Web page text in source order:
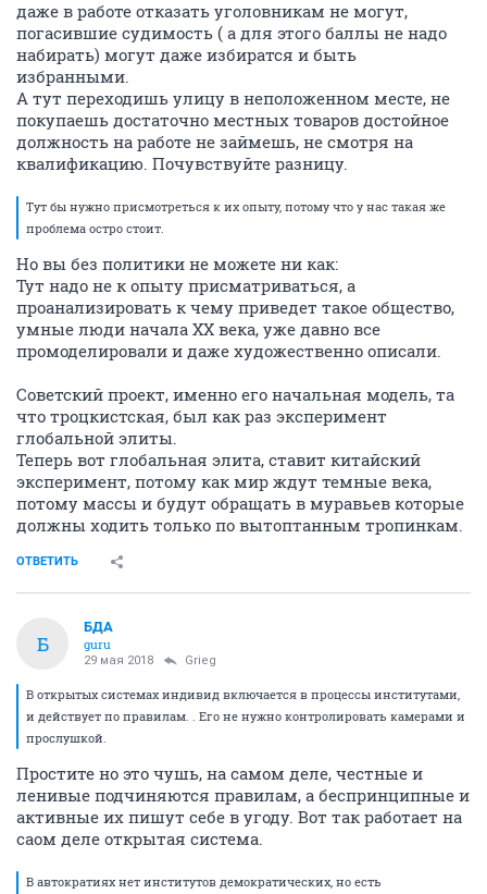
даже в работе отказать уголовникам не могут,
погасившие судимость ( а для этого баллы не надо
набирать) могут даже избиратся и быть
избранными.
А тут переходишь улицу в неположенном месте, не
покупаешь достаточно местных товаров достойное
должность на работе не займешь, не смотря на
квалификацию. Почувствуйте разницу.
Тут бы нужно присмотреться к их опыту, потому что у нас такая же
проблема остро стоит.
Но вы без политики не можете ни как:
Тут надо не к опыту присматриваться, а
проанализировать к чему приведет такое общество,
умные люди начала XX века, уже давно все
промоделировали и даже художественно описали.
Советский проект, именно его начальная модель, та
что троцкистская, был как раз эксперимент
глобальной элиты.
Теперь вот глобальная элита, ставит китайский
эксперимент, потому как мир ждут темные века,
потому массы и будут обращать в муравьев которые
должны ходить только по вытоптанным тропинкам.
ОТВЕТИТЬ
Б
БДА
guru
29 мая 2018 Grieg
В открытых системах индивид включается в процессы институтами,
и действует по правилам. . Его не нужно контролировать камерами и
прослушкой.
Простите но это чушь, на самом деле, честные и
ленивые подчиняются правилам, а беспринципные и
активные их пишут себе в угоду. Вот так работает на
саом деле открытая система.
В автократиях нет институтов демократических, но есть